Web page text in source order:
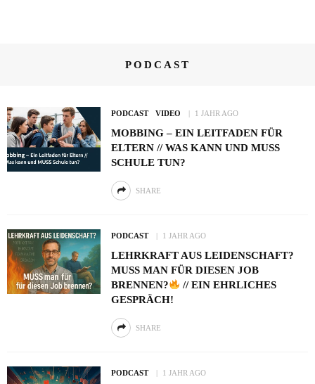
PODCAST
PODCAST VIDEO 1 JAHR AGO
MOBBING – EIN LEITFADEN FÜR
ELTERN // WAS KANN UND MUSS
SCHULE TUN?
SHARE
PODCAST 1 JAHR AGO
LEHRKRAFT AUS LEIDENSCHAFT?
MUSS MAN FÜR DIESEN JOB
BRENNEN?
// EIN EHRLICHES
GESPRÄCH!
SHARE
PODCAST 1 JAHR AGO